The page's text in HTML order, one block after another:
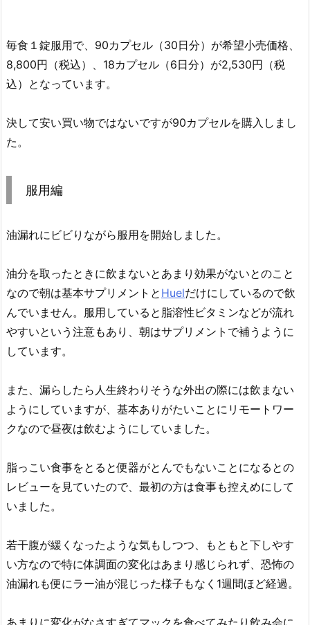
毎食１錠服用で、90カプセル（30日分）が希望小売価格、
8,800円（税込）、18カプセル（6日分）が2,530円（税
込）となっています。
決して安い買い物ではないですが90カプセルを購入しまし
た。
服用編
油漏れにビビりながら服用を開始しました。
油分を取ったときに飲まないとあまり効果がないとのこと
なので朝は基本サプリメントと Huelだけにしているので飲
んでいません。服用していると脂溶性ビタミンなどが流れ
やすいという注意もあり、朝はサプリメントで補うように
しています。
また、漏らしたら人生終わりそうな外出の際には飲まない
ようにしていますが、基本ありがたいことにリモートワー
クなので昼夜は飲むようにしていました。
脂っこい食事をとると便器がとんでもないことになるとの
レビューを見ていたので、最初の方は食事も控えめにして
いました。
若干腹が緩くなったような気もしつつ、もともと下しやす
い方なので特に体調面の変化はあまり感じられず、恐怖の
油漏れも便にラー油が混じった様子もなく1週間ほど経過。
あまりに変化がなさすぎてマックを食べてみたり飲み会に